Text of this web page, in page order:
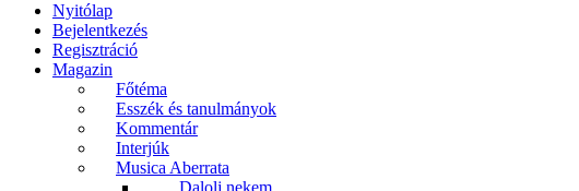
Nyitólap
Bejelentkezés
Regisztráció
Magazin
Főtéma
Esszék és tanulmányok
Kommentár
Interjúk
Musica Aberrata